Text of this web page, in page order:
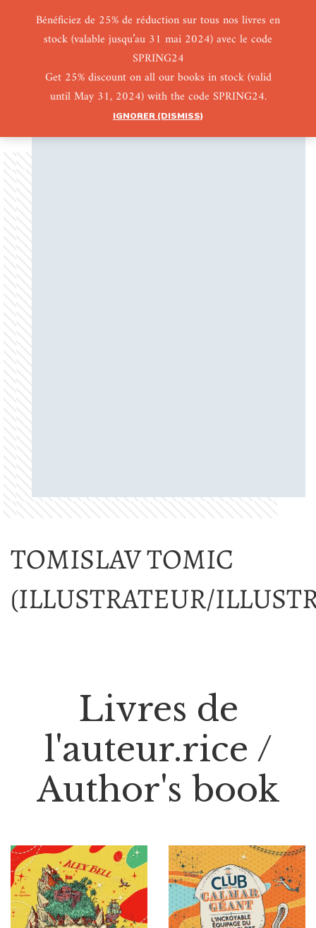
Bénéficiez de 25% de réduction sur tous nos livres en
stock (valable jusqu’au 31 mai 2024) avec le code
SPRING24
Get 25% discount on all our books in stock (valid
until May 31, 2024) with the code SPRING24.
IGNORER (DISMISS)
0 0
TOMISLAV TOMIC
(ILLUSTRATEUR/
Livres de
l'auteur.rice /
Author's book